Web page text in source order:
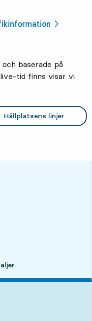
baserade på
live-tid finns visar vi
Hållplatsens linjer
min